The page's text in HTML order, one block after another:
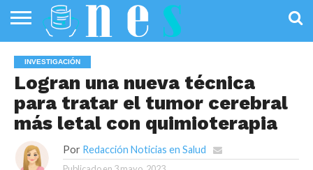
PÚBLICA
SANIDAD
INVESTIGACIÓN
ENTREVISTAS
PROFESIONALES
DE LA SALUD
INFOGRAFÍAS
DE SALUD
OPINIÓN
INVESTIGACIÓN
Logran una nueva técnica
para tratar el tumor cerebral
más letal con quimioterapia
Por Redacción Noticias en Salud